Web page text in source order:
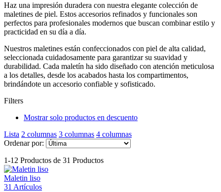
Haz una impresión duradera con nuestra elegante colección de
maletines de piel. Estos accesorios refinados y funcionales son
perfectos para profesionales modernos que buscan combinar estilo y
practicidad en su día a día.
Nuestros maletines están confeccionados con piel de alta calidad,
seleccionada cuidadosamente para garantizar su suavidad y
durabilidad. Cada maletín ha sido diseñado con atención meticulosa
a los detalles, desde los acabados hasta los compartimentos,
brindándote un accesorio confiable y sofisticado.
Filters
Mostrar solo productos en descuento
Lista 2 columnas 3 columnas 4 columnas
Ordenar por:
1-12 Productos de 31 Productos
Maletin liso
31 Artículos